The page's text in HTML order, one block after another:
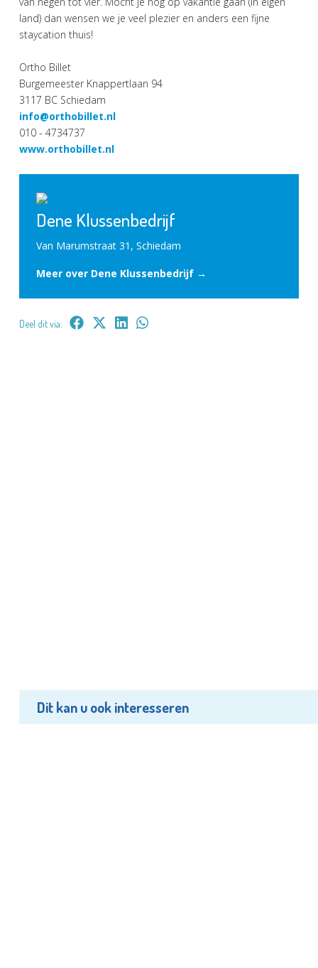
land) dan wensen we je veel plezier en anders een fijne
staycation thuis!
Ortho Billet
Burgemeester Knappertlaan 94
3117 BC Schiedam
info@orthobillet.nl
010 - 4734737
www.orthobillet.nl
Dene Klussenbedrijf
Van Marumstraat 31, Schiedam
Meer over Dene Klussenbedrijf →
Deel dit via:
Dit kan u ook interesseren